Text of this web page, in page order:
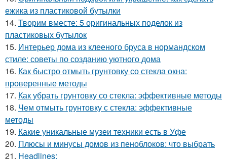
ежика из пластиковой бутылки
14. Творим вместе: 5 оригинальных поделок из
пластиковых бутылок
15. Интерьер дома из клееного бруса в нормандском
стиле: советы по созданию уютного дома
16. Как быстро отмыть грунтовку со стекла окна:
проверенные методы
17. Как убрать грунтовку со стекла: эффективные методы
18. Чем отмыть грунтовку с стекла: эффективные
методы
19. Какие уникальные музеи техники есть в Уфе
20. Плюсы и минусы домов из пеноблоков: что выбрать
21. Headlines: